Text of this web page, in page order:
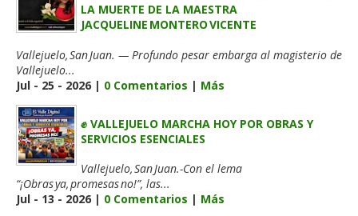
LA MUERTE DE LA MAESTRA
JACQUELINE MONTERO VICENTE
Vallejuelo, San Juan. — Profundo pesar embarga al magisterio de
Vallejuelo...
Jul - 25 - 2026 | 0 Comentarios | Más
✊ VALLEJUELO MARCHA HOY POR OBRAS Y
SERVICIOS ESENCIALES
Vallejuelo, San Juan.-Con el lema
“¡Obras ya, promesas no!”, las...
Jul - 13 - 2026 | 0 Comentarios | Más